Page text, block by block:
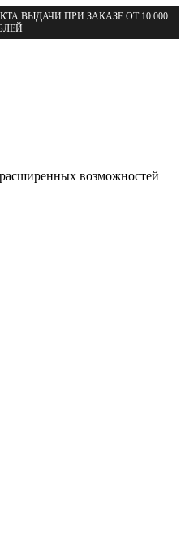
ВЫДАЧИ ПРИ ЗАКАЗЕ ОТ 10 000
возможностей